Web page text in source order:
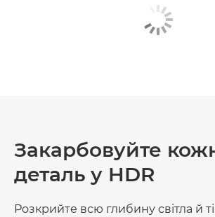
Закарбовуйте
деталь у HDR
Розкрийте всю глибину світла й